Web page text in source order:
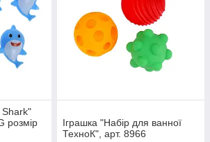
Shark"
розмір
Іграшка "Набір для ванної
ТехноК", арт. 8966